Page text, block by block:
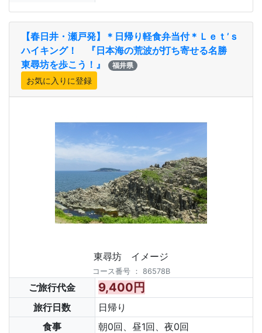
【春日井・瀬戸発】＊日帰り軽食弁当付＊Ｌｅｔ’ｓ
ハイキング！ 『日本海の荒波が打ち寄せる名勝
東尋坊を歩こう！』
福井県
東尋坊 イメージ
コース番号 ： 86578B
ご旅行代金 9,400円
旅行日数
日帰り
食事
朝0回、昼1回、夜0回